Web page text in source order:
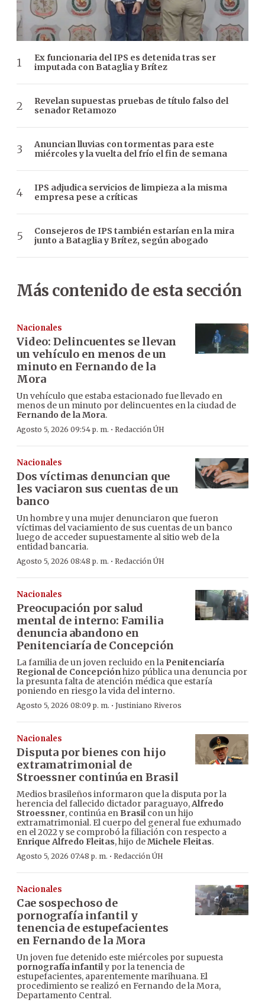
Ex funcionaria del IPS es detenida tras ser
imputada con Bataglia y Brítez
Revelan supuestas pruebas de título falso del
senador Retamozo
Anuncian lluvias con tormentas para este
miércoles y la vuelta del frío el fin de semana
IPS adjudica servicios de limpieza a la misma
empresa pese a críticas
Consejeros de IPS también estarían en la mira
junto a Bataglia y Brítez, según abogado
Más contenido de esta sección
Nacionales
Video: Delincuentes se llevan
un vehículo en menos de un
minuto en Fernando de la
Mora
Un vehículo que estaba estacionado fue llevado en
menos de un minuto por delincuentes en la ciudad de
Fernando de la Mora.
Agosto 5, 2026 09:54 p. m. · Redacción ÚH
Nacionales
Dos víctimas denuncian que
les vaciaron sus cuentas de un
banco
Un hombre y una mujer denunciaron que fueron
víctimas del vaciamiento de sus cuentas de un banco
luego de acceder supuestamente al sitio web de la
entidad bancaria.
Agosto 5, 2026 08:48 p. m. · Redacción ÚH
Nacionales
Preocupación por salud
mental de interno: Familia
denuncia abandono en
Penitenciaría de Concepción
La familia de un joven recluido en la Penitenciaría
Regional de Concepciónhizo pública una denuncia por
la presunta falta de atención médica que estaría
poniendo en riesgo la vida del interno.
Agosto 5, 2026 08:09 p. m. · Justiniano Riveros
Nacionales
Disputa por bienes con hijo
extramatrimonial de
Stroessner continúa en Brasil
Medios brasileños informaron que la disputa por la
herencia del fallecido dictador paraguayo,Alfredo
Stroessner, continúa en Brasilcon un hijo
extramatrimonial. El cuerpo del general fue exhumado
en el 2022 y se comprobó la filiación con respecto a
Enrique Alfredo Fleitas, hijo deMichele Fleitas.
Agosto 5, 2026 07:48 p. m. · Redacción ÚH
Nacionales
Cae sospechoso de
pornografía infantil y
tenencia de estupefacientes
en Fernando de la Mora
Un joven fue detenido este miércoles por supuesta
pornografía infantily por la tenencia de
estupefacientes, aparentemente marihuana. El
procedimiento se realizó en Fernando de la Mora,
Departamento Central.